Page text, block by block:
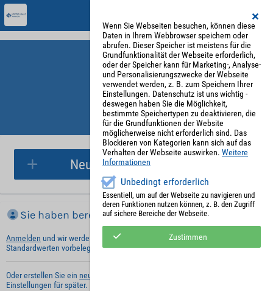
Parkplatzreservierung
Sie haben bereits ein Konto?
Anmelden und wir werden die notwendigen Informationen mit Ihren
Standardwerten vorbelegen.
Oder erstellen Sie ein neues Benutzerkonto
Einstellungen für später.
Neue Parkplatzreservierung
Wenn Sie Webseiten besuchen, können diese
Daten in Ihrem Webbrowser speichern oder
abrufen. Dieser Speicher ist meistens für die
Grundfunktionalität der Webseite erforderlich,
oder der Speicher kann für Marketing-, Analyse-
und Personalisierungszwecke der Webseite
verwendet werden, z. B. zum Speichern Ihrer
Einstellungen. Datenschutz ist uns wichtig -
deswegen haben Sie die Möglichkeit,
bestimmte Speichertypen zu deaktivieren, die
für die Grundfunktionen der Website
möglicherweise nicht erforderlich sind. Das
Blockieren von Kategorien kann sich auf das
Verhalten der Webseite auswirken. Weitere
Informationen
Unbedingt erforderlich
Essentiell, um auf der Webseite zu navigieren und
deren Funktionen nutzen können, z. B. den Zugriff
auf sichere Bereiche der Webseite.
Zustimmen